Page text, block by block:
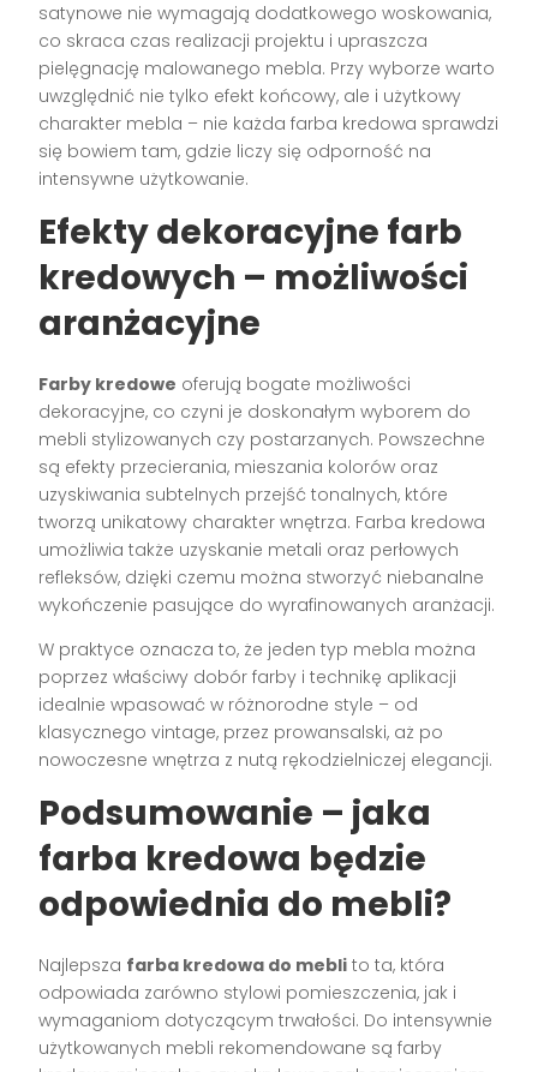
satynowe nie wymagają dodatkowego woskowania,
co skraca czas realizacji projektu i upraszcza
pielęgnację malowanego mebla. Przy wyborze warto
uwzględnić nie tylko efekt końcowy, ale i użytkowy
charakter mebla – nie każda farba kredowa sprawdzi
się bowiem tam, gdzie liczy się odporność na
intensywne użytkowanie.
Efekty dekoracyjne farb
kredowych – możliwości
aranżacyjne
Farby kredowe oferują bogate możliwości
dekoracyjne, co czyni je doskonałym wyborem do
mebli stylizowanych czy postarzanych. Powszechne
są efekty przecierania, mieszania kolorów oraz
uzyskiwania subtelnych przejść tonalnych, które
tworzą unikatowy charakter wnętrza. Farba kredowa
umożliwia także uzyskanie metali oraz perłowych
refleksów, dzięki czemu można stworzyć niebanalne
wykończenie pasujące do wyrafinowanych aranżacji.
W praktyce oznacza to, że jeden typ mebla można
poprzez właściwy dobór farby i technikę aplikacji
idealnie wpasować w różnorodne style – od
klasycznego vintage, przez prowansalski, aż po
nowoczesne wnętrza z nutą rękodzielniczej elegancji.
Podsumowanie – jaka
farba kredowa będzie
odpowiednia do mebli?
Najlepsza farba kredowa do mebli to ta, która
odpowiada zarówno stylowi pomieszczenia, jak i
wymaganiom dotyczącym trwałości. Do intensywnie
użytkowanych mebli rekomendowane są farby